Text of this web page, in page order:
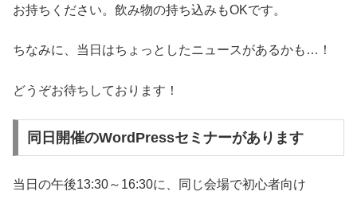
お持ちください。飲み物の持ち込みもOKです。
ちなみに、当日はちょっとしたニュースがあるかも…！
どうぞお待ちしております！
同日開催のWordPressセミナーがあります
当日の午後13:30～16:30に、同じ会場で初心者向け